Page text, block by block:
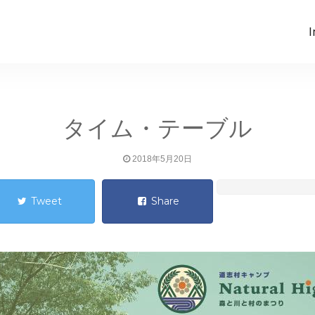
タイム・テーブル
2018年5月20日
Tweet Share